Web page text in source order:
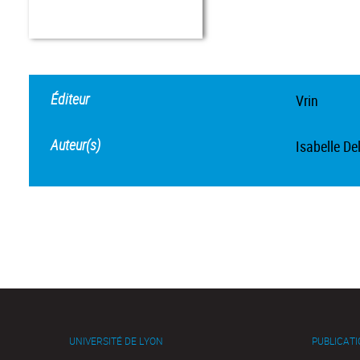
Éditeur Vrin
Auteur(s) Isabelle
UNIVERSITÉ DE LYON